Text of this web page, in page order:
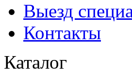
Выезд
Контакты
Каталог